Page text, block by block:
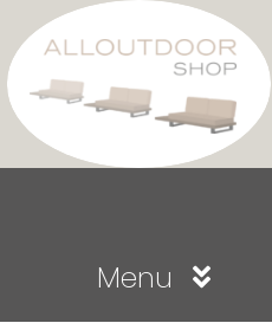
naar
inhoud
Menu